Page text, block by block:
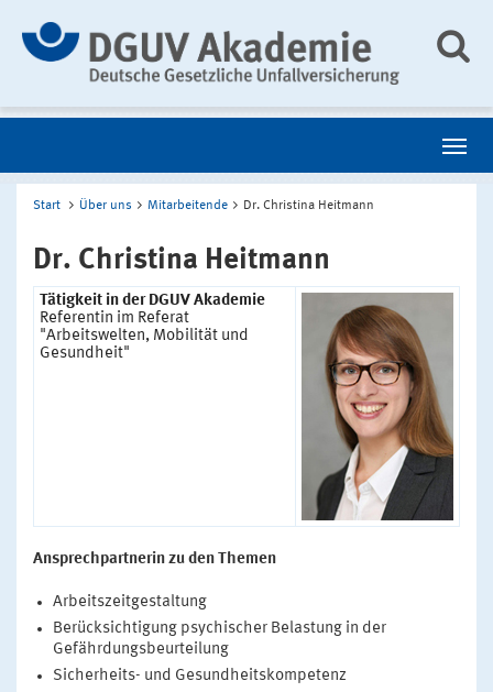
Start Über uns Mitarbeitende Dr. Christina Heitmann
Dr. Christina Heitmann
Tätigkeit in der DGUV Akademie
Referentin im Referat
"Arbeitswelten, Mobilität und
Gesundheit"
Ansprechpartnerin zu den Themen
Arbeitszeitgestaltung
Berücksichtigung psychischer Belastung in der
Gefährdungsbeurteilung
Sicherheits- und Gesundheitskompetenz